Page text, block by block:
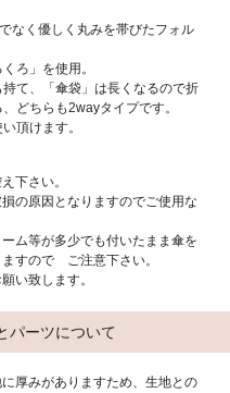
なく優しく丸みを帯びたフォル
ろ」を使用。
持て、「傘袋」は長くなるので折
どちらも2wayタイプです。
頂けます。
下さい。
の原因となりますのでご使用な
ム等が多少でも付いたまま傘を
すので ご注意下さい。
い致します。
パーツについて
厚みがありますため、生地との